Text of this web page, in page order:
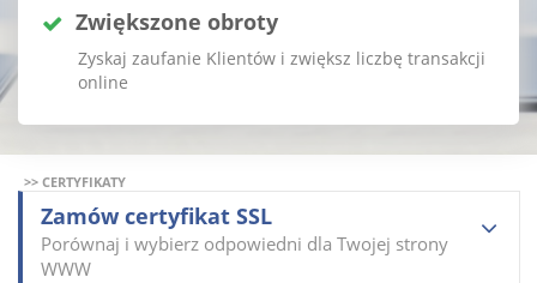
Zwiększone obroty
Zyskaj zaufanie Klientów i zwiększ liczbę transakcji
online
>> CERTYFIKATY
Zamów certyfikat SSL
Porównaj i wybierz odpowiedni dla Twojej strony
WWW